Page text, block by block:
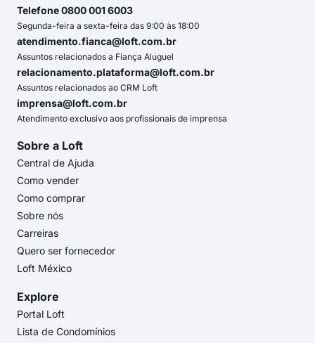
Telefone 0800 001 6003
Segunda-feira a sexta-feira das 9:00 às 18:00
atendimento.fianca@loft.com.br
Assuntos relacionados a Fiança Aluguel
relacionamento.plataforma@loft.com.br
Assuntos relacionados ao CRM Loft
imprensa@loft.com.br
Atendimento exclusivo aos profissionais de imprensa
Sobre a Loft
Central de Ajuda
Como vender
Como comprar
Sobre nós
Carreiras
Quero ser fornecedor
Loft México
Explore
Portal Loft
Lista de Condomínios